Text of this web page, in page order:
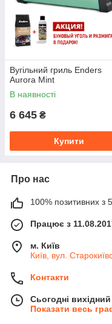
Вугільний гриль Enders
Aurora Mint
В наявності
6 645 ₴
Купити
Про нас
100% позитивних з 5
Працює з
м. Київ
Київ, вул.
Контакти
Сьогодні вихідний
Показати весь